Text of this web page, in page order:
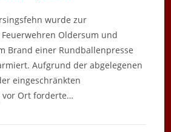
wurde zur
Oldersum und
Brand einer Rundballenpresse
Aufgrund der abgelegenen
eingeschränkten
vor Ort forderte…